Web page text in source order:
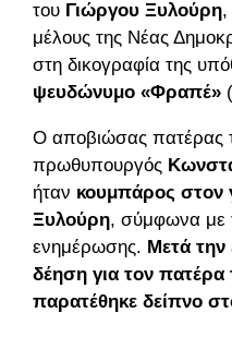
του Γιώργου Ξυλούρη,
μέλους της Νέας
στη δικογραφία της
ψευδώνυμο «Φραπέ»
Ο αποβιώσας πατέρας
πρωθυπουργός
ήταν κουμπάρος στον
Ξυλούρη, σύμφωνα με
ενημέρωσης. Μετά την
δέηση για τον
παρατέθηκε δείπνο